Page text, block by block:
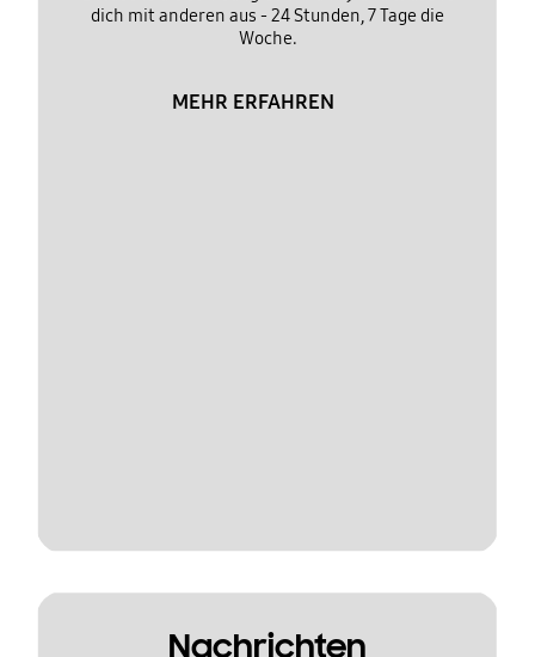
dich mit anderen aus - 24 Stunden, 7 Tage die
Woche.
MEHR ERFAHREN
Nachrichten